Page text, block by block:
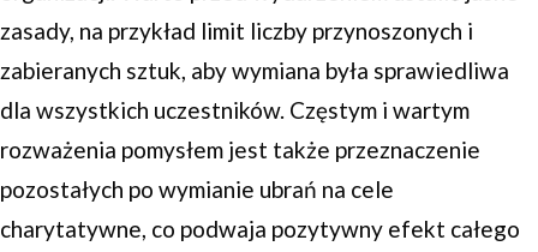
zasady, na przykład limit liczby przynoszonych i
zabieranych sztuk, aby wymiana była sprawiedliwa
dla wszystkich uczestników. Częstym i wartym
rozważenia pomysłem jest także przeznaczenie
pozostałych po wymianie ubrań na cele
charytatywne, co podwaja pozytywny efekt całego